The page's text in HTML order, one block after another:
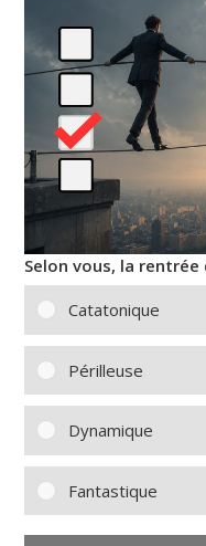
Selon vous, la
Catatonique
Périlleuse
Dynamique
Fantastique